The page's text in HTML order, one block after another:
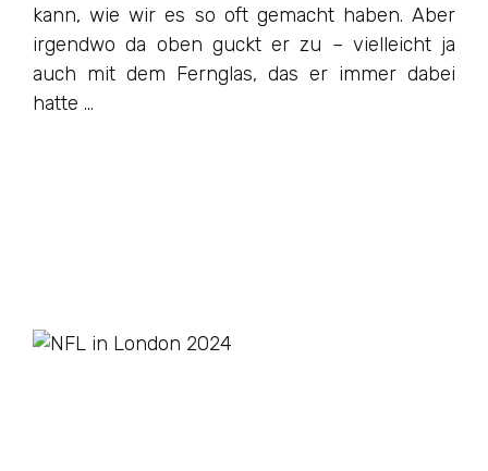
kann, wie wir es so oft gemacht haben. Aber
irgendwo da oben guckt er zu – vielleicht ja
auch mit dem Fernglas, das er immer dabei
hatte …